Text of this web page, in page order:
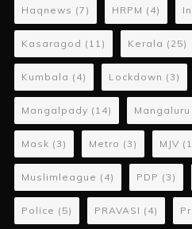
Haqnews (7) HRPM (4)
Kasaragod (11) Kerala (25)
Kumbala (4) Lockdown (3)
Mangalpady (14) Mangaluru
Mask (3) Metro (3) MJV
Muslimleague (4) PDP (3)
Police (5) PRAVASI (4)